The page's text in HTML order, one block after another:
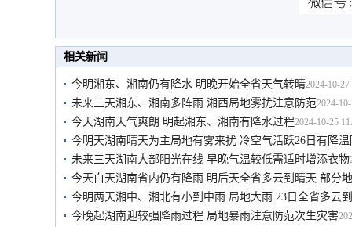
相关新闻
今明湘东、湘南仍有降水 明晚开始全省天气转晴2024-10-27
未来三天湘东、湘南多阵雨 湘西局地雾扰注意防范2024-
今天湖南天气爽朗 明起湘东、湘南有降水过程2024-10-25
今明天湖南晴天为主局地有雾来扰 冷空气活跃26日有降温
未来三天湖南大部阳光在线 早晚气温较低需适时增添衣物
今天白天湖南省内仍有降雨 明后天全省多云到晴天 部分
今明两天湘中、湘北有小到中雨 局地大雨 23日全省多云
今晚起湖南迎较强降雨过程 局地暴雨注意防范次生灾害